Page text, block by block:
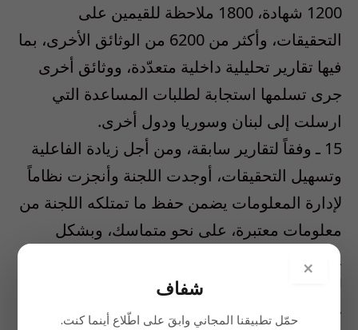
1200 شهادة، 1800 ملاحظة للقيمين على
التحقيقات، وأكثر من 6200 من الوثائق الأخرى، بما
فيها تقارير تحليلية داخلية متعدّدة، ووثائق أخرى
جرى تسلمها استجابة لطلبات المساعدة التي
ارسلت إلى لبنان وسوريا ودول أخرى.
15 ـ وفقاً لتقارير سابقة، ومن أجل زيادة الفاعلية
وتسهيل التحقيقات، أوجدت اللجنة وأنجزت نظاماً
لإدارة المعلومات يضمن حفظ ما تمتلكه اللجنة من
معلومات معتبرة، على نحو متماسك، وبشكل
يسهل استخدامه، إضافة إلى ذلك، يوفر هذا النظام
للمستخدمين أدوات قوية للبحث والتحليل. وقد
جرى تطوير هذا النظام بناء على أفضل
×
شفاف
حمّل تطبيقنا المجاني وابقَ على اطّلاع أينما كنت.